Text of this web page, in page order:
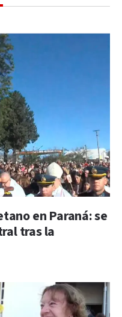
en Paraná: se
tras la